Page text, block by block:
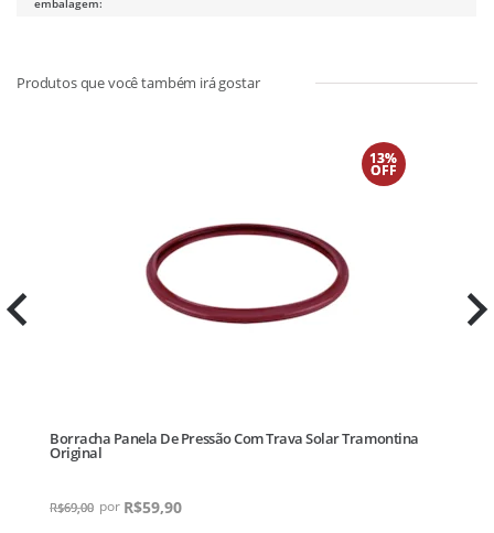
13%
OFF
Borracha Panela De Pressão Com Trava Solar Tramontina
Original
R$69,00 R$59,90